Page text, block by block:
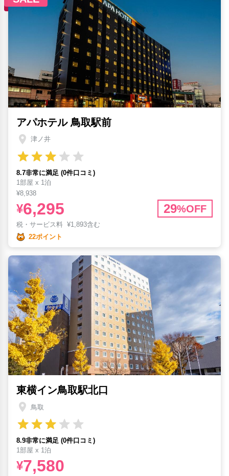
アパホテル 鳥取駅前
津ノ井
8.7非常に満足 (0件口コミ)
1部屋 x 1泊
¥8,938
¥6,295 29%OFF
税・サービス料 ¥1,893含む
22ポイント
東横イン鳥取駅北口
鳥取
8.9非常に満足 (0件口コミ)
1部屋 x 1泊
¥7,580